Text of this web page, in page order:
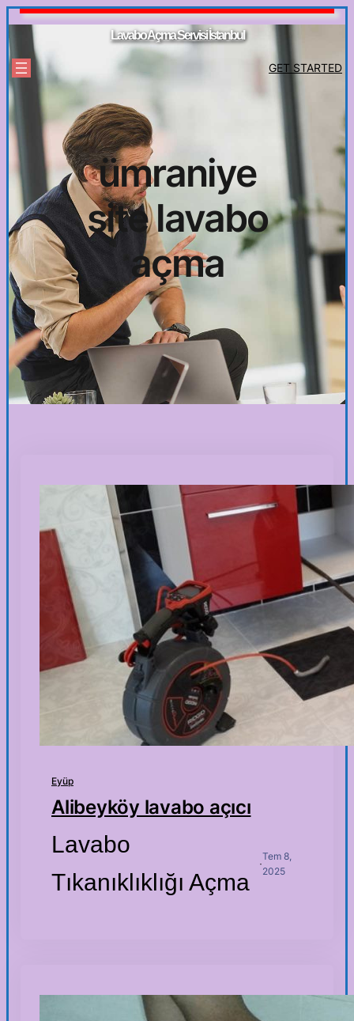
İçeriğe
Lavabo Açma Servisi İstanbul
GET STARTED
ümraniye
site lavabo
açma
Eyüp
Alibeyköy lavabo açıcı
Lavabo
Tıkanıklıklığı Açma
·
Tem 8,
2025